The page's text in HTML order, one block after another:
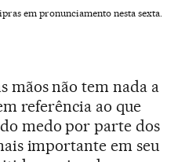
em pronunciamento nesta sexta.
mãos não tem nada a
referência ao que
medo por parte dos
importante em seu